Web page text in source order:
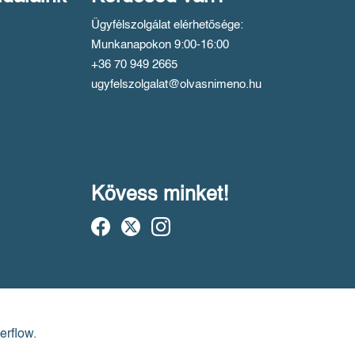
Ügyfélszolgálat elérhetősége:
Munkanapokon 9:00-16:00
+36 70 949 2665
ugyfelszolgalat@olvasnimeno.hu
Kövess minket!